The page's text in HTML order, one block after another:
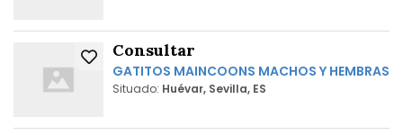
Consultar
GATITOS MAINCOONS MACHOS Y HEMBRAS
Situado: Huévar, Sevilla, ES